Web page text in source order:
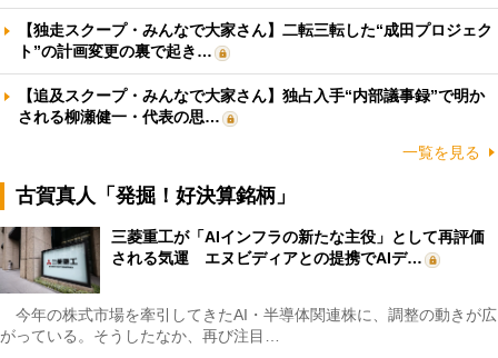
【独走スクープ・みんなで大家さん】二転三転した“成田プロジェク
ト”の計画変更の裏で起き…
【追及スクープ・みんなで大家さん】独占入手“内部議事録”で明か
される柳瀬健一・代表の思…
一覧を見る
古賀真人「発掘！好決算銘柄」
三菱重工が「AIインフラの新たな主役」として再評価
される気運 エヌビディアとの提携でAIデ…
今年の株式市場を牽引してきたAI・半導体関連株に、調整の動きが広
がっている。そうしたなか、再び注目…